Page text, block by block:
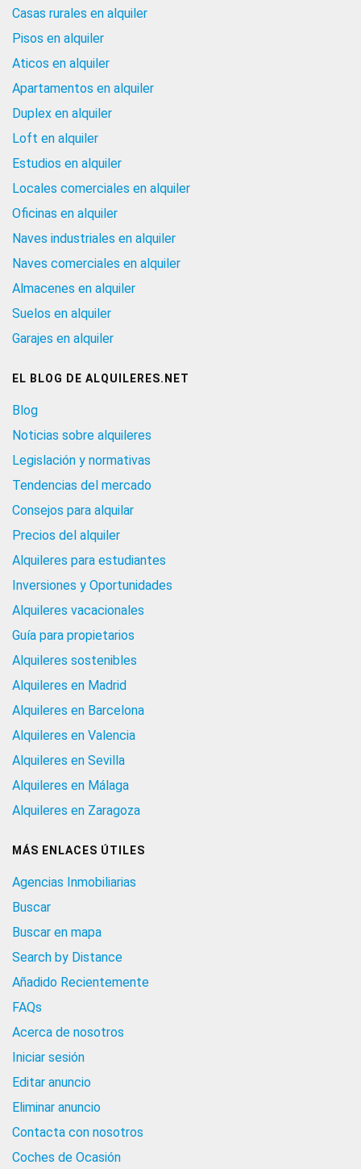
Casas rurales en alquiler
Pisos en alquiler
Aticos en alquiler
Apartamentos en alquiler
Duplex en alquiler
Loft en alquiler
Estudios en alquiler
Locales comerciales en alquiler
Oficinas en alquiler
Naves industriales en alquiler
Naves comerciales en alquiler
Almacenes en alquiler
Suelos en alquiler
Garajes en alquiler
EL BLOG DE ALQUILERES.NET
Blog
Noticias sobre alquileres
Legislación y normativas
Tendencias del mercado
Consejos para alquilar
Precios del alquiler
Alquileres para estudiantes
Inversiones y Oportunidades
Alquileres vacacionales
Guía para propietarios
Alquileres sostenibles
Alquileres en Madrid
Alquileres en Barcelona
Alquileres en Valencia
Alquileres en Sevilla
Alquileres en Málaga
Alquileres en Zaragoza
MÁS ENLACES ÚTILES
Agencias Inmobiliarias
Buscar
Buscar en mapa
Search by Distance
Añadido Recientemente
FAQs
Acerca de nosotros
Iniciar sesión
Editar anuncio
Eliminar anuncio
Contacta con nosotros
Coches de Ocasión